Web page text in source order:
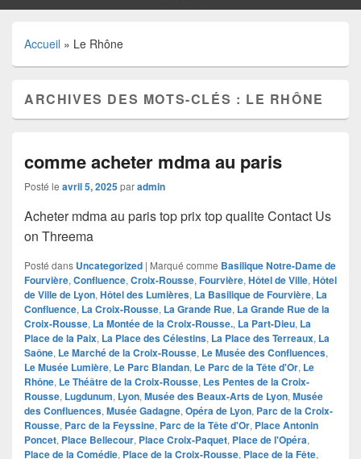
Accueil » Le Rhône
ARCHIVES DES MOTS-CLÉS : LE RHÔNE
comme acheter mdma au paris
Posté le avril 5, 2025paradmin
Acheter mdma au paris top prix top qualite Contact Us
on Threema
Posté dans Uncategorized | Marqué comme Basilique Notre-Dame de
Fourvière, Confluence, Croix-Rousse, Fourvière, Hôtel de Ville, Hôtel
de Ville de Lyon, Hôtel des Lumières, La Basilique de Fourvière, La
Confluence, La Croix-Rousse, La Grande Rue, La Grande Rue de la
Croix-Rousse, La Montée de la Croix-Rousse., La Part-Dieu, La
Place de la Paix, La Place des Célestins, La Place des Terreaux, La
Saône, Le Marché de la Croix-Rousse, Le Musée des Confluences,
Le Musée Lumière, Le Parc Blandan, Le Parc de la Tête d'Or, Le
Rhône, Le Théâtre de la Croix-Rousse, Les Pentes de la Croix-
Rousse, Lugdunum, Lyon, Musée des Beaux-Arts de Lyon, Musée
des Confluences, Musée Gadagne, Opéra de Lyon, Parc de la Croix-
Rousse, Parc de la Feyssine, Parc de la Tête d'Or, Place Antonin
Poncet, Place Bellecour, Place Croix-Paquet, Place de l'Opéra,
Place de la Comédie, Place de la Croix-Rousse, Place de la Fête,